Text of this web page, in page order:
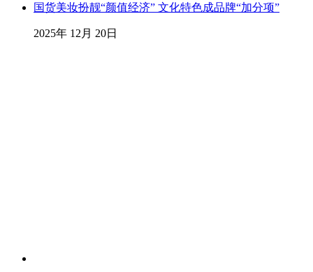
国货美妆扮靓“颜值经济” 文化特色成品牌“加分项”
2025年 12月 20日